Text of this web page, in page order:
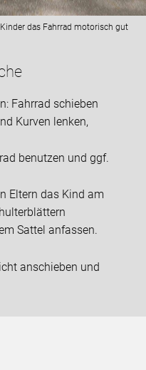
das Fahrrad motorisch gut
Fahrrad schieben
Kurven lenken,
benutzen und ggf.
Eltern das Kind am
Sattel anfassen.
anschieben und